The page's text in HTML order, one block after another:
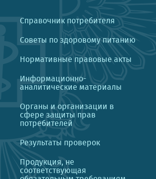
Справочник потребителя
Советы по здоровому питанию
Нормативные правовые акты
Информационно-
аналитические материалы
Органы и организации в
сфере защиты прав
потребителей
Результаты проверок
Продукция, не
соответствующая